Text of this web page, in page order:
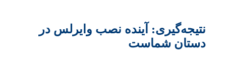
نتیجه‌گیری: آینده نصب وایرلس در
دستان شماست